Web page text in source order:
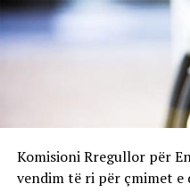
Komisioni Rregullor për
vendim të ri për çmimet